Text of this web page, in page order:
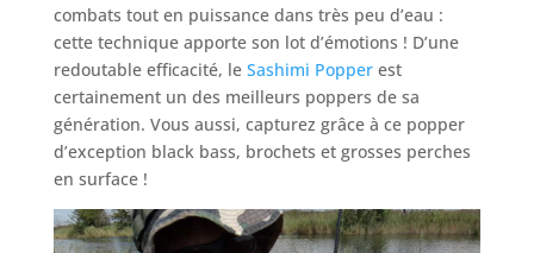
combats tout en puissance dans très peu d’eau :
cette technique apporte son lot d’émotions ! D’une
redoutable efficacité, le Sashimi Popper est
certainement un des meilleurs poppers de sa
génération. Vous aussi, capturez grâce à ce popper
d’exception black bass, brochets et grosses perches
en surface !